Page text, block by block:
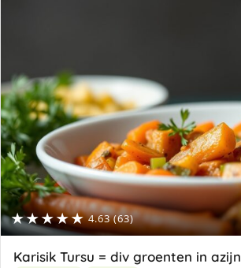
★★★★★ 4.63 (63)
Karisik Tursu = div groenten in azijn